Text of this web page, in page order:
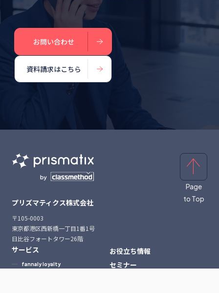
お問い合わせ
資料請求はこちら
プリズマティクス株式会社
〒105-0003
東京都港区西新橋一丁目1番1号
日比谷フォートタワー26階
サービス
fannaly loyalty
お役立ち情報
セミナー
Page
to Top